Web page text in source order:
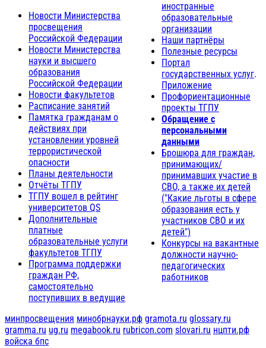
Новости Министерства
просвещения
Российской Федерации
Новости Министерства
науки и высшего
образования
Российской Федерации
Новости факультетов
Расписание занятий
Памятка гражданам о
действиях при
установлении уровней
террористической
опасности
Планы деятельности
Отчёты ТГПУ
ТГПУ вошел в рейтинг
университетов QS
Дополнительные
платные
образовательные услуги
факультетов ТГПУ
Программа поддержки
граждан РФ,
самостоятельно
поступивших в ведущие
иностранные
образовательные
организации
Наши партнёры
Полезные ресурсы
Портал
государственных услуг.
Приложение
Профориентационные
проекты ТГПУ
Обращение с
персональными
данными
Брошюра для граждан,
принимающих/
принимавших участие в
СВО, а также их детей
("Какие льготы в сфере
образования есть у
участников СВО и их
детей")
Конкурсы на вакантные
должности научно-
педагогических
работников
минпросвещения минобрнауки.рф gramota.ru glossary.ru
gramma.ru ug.ru megabook.ru rubricon.com slovari.ru нцпти.рф
войска бпс